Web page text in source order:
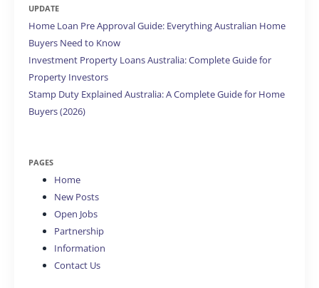
UPDATE
Home Loan Pre Approval Guide: Everything Australian Home
Buyers Need to Know
Investment Property Loans Australia: Complete Guide for
Property Investors
Stamp Duty Explained Australia: A Complete Guide for Home
Buyers (2026)
PAGES
Home
New Posts
Open Jobs
Partnership
Information
Contact Us